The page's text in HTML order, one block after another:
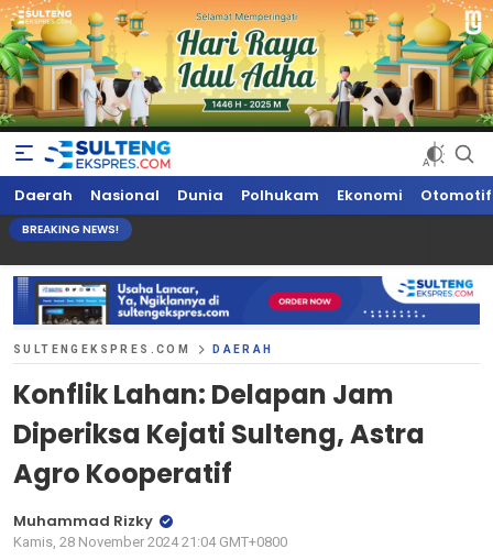
Sultengekspres.com
Berita Seputar Sulteng Hari Ini, Update Terkini, Suaranya Rakyat
Sulteng
Daerah Nasional Dunia Polhukam Ekonomi Otomotif
BREAKING NEWS!
SULTENGEKSPRES.COM DAERAH
Konflik Lahan: Delapan Jam
Diperiksa Kejati Sulteng, Astra
Agro Kooperatif
Muhammad Rizky
Kamis, 28 November 2024 21:04 GMT+0800